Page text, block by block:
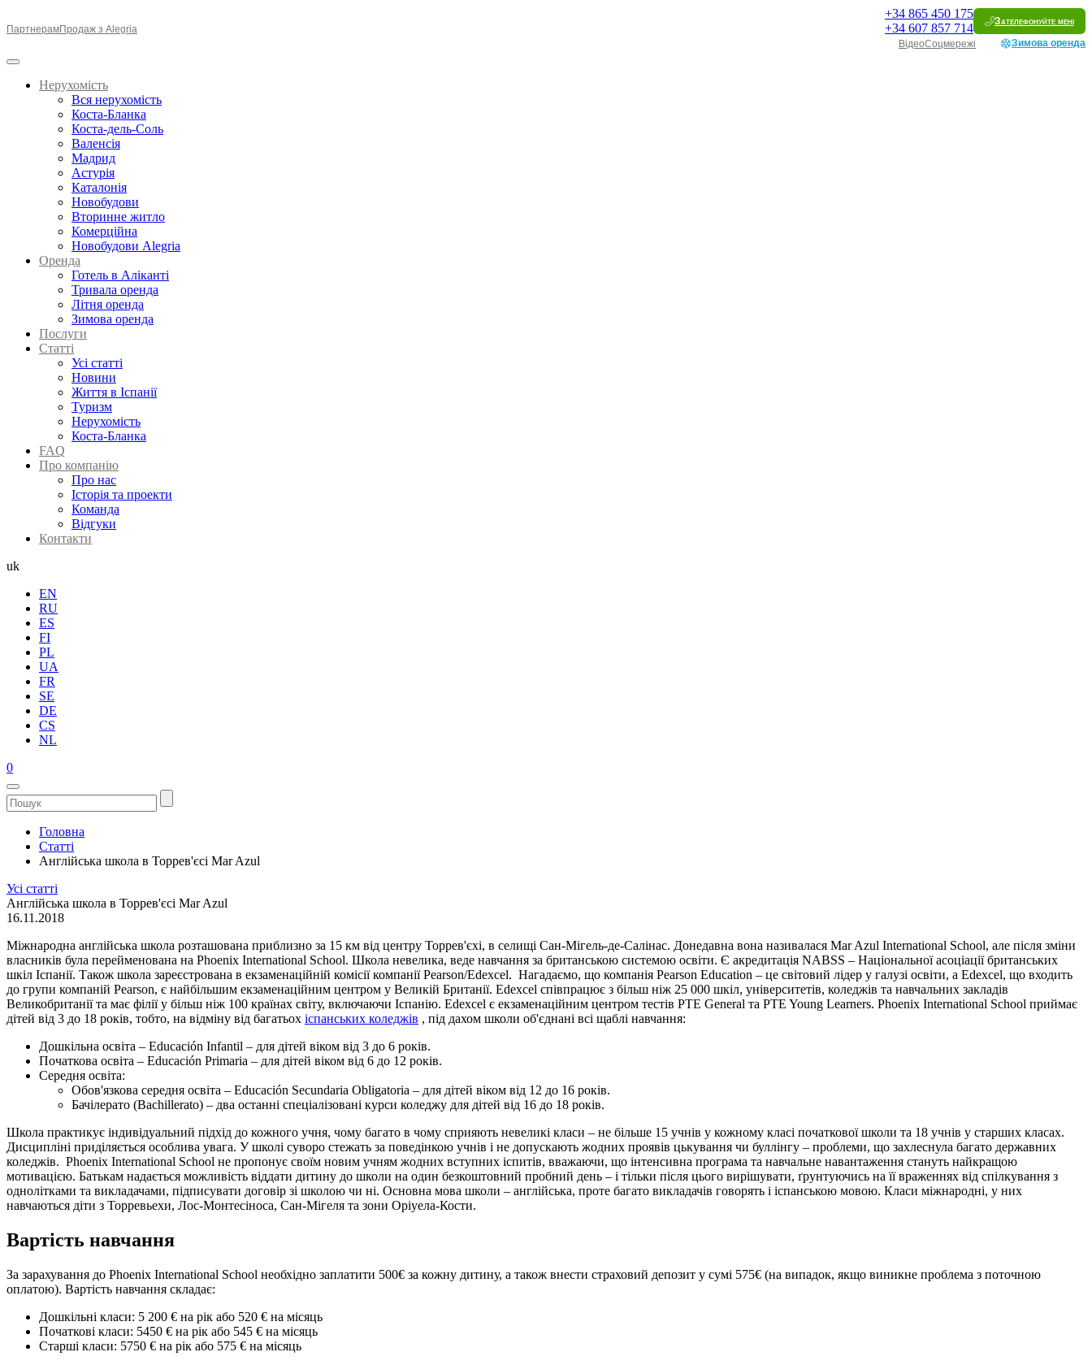
ПартнерамПродаж з Alegria
+34 865 450 175
+34 607 857 714
Зателефонуйте мені
ВідеоСоцмережі Зимова оренда
Нерухомість
Вся нерухомість
Коста-Бланка
Коста-дель-Соль
Валенсія
Мадрид
Астурія
Каталонія
Новобудови
Вторинне житло
Комерційна
Новобудови Alegria
Оренда
Готель в Аліканті
Тривала оренда
Літня оренда
Зимова оренда
Послуги
Статті
Усі статті
Новини
Життя в Іспанії
Туризм
Нерухомість
Коста-Бланка
FAQ
Про компанію
Про нас
Історія та проекти
Команда
Відгуки
Контакти
uk
EN
RU
ES
FI
PL
UA
FR
SE
DE
CS
NL
0
Головна
Статті
Англійська школа в Торрев'єсі Mar Azul
Усі статті
Англійська школа в Торрев'єсі Mar Azul
16.11.2018
Міжнародна англійська школа розташована приблизно за 15 км від центру Торрев'єхі, в селищі Сан-Мігель-де-Салінас. Донедавна вона називалася Mar Azul International School, але після зміни
власників була перейменована на Phoenix International School. Школа невелика, веде навчання за британською системою освіти. Є акредитація NABSS – Національної асоціації британських
шкіл Іспанії. Також школа зареєстрована в екзаменаційній комісії компанії Pearson/Edexcel. Нагадаємо, що компанія Pearson Education – це світовий лідер у галузі освіти, а Edexcel, що входить
до групи компаній Pearson, є найбільшим екзаменаційним центром у Великій Британії. Edexcel співпрацює з більш ніж 25 000 шкіл, університетів, коледжів та навчальних закладів
Великобританії та має філії у більш ніж 100 країнах світу, включаючи Іспанію. Edexcel є екзаменаційним центром тестів PTE General та PTE Young Learners. Phoenix International School приймає
дітей від 3 до 18 років, тобто, на відміну від багатьох іспанських коледжів , під дахом школи об'єднані всі щаблі навчання:
Дошкільна освіта – Educación Infantil – для дітей віком від 3 до 6 років.
Початкова освіта – Educación Primaria – для дітей віком від 6 до 12 років.
Середня освіта:
Обов'язкова середня освіта – Educación Secundaria Obligatoria – для дітей віком від 12 до 16 років.
Бачілерато (Bachillerato) – два останні спеціалізовані курси коледжу для дітей від 16 до 18 років.
Школа практикує індивідуальний підхід до кожного учня, чому багато в чому сприяють невеликі класи – не більше 15 учнів у кожному класі початкової школи та 18 учнів у старших класах.
Дисципліні приділяється особлива увага. У школі суворо стежать за поведінкою учнів і не допускають жодних проявів цькування чи буллінгу – проблеми, що захлеснула багато державних
коледжів. Phoenix International School не пропонує своїм новим учням жодних вступних іспитів, вважаючи, що інтенсивна програма та навчальне навантаження стануть найкращою
мотивацією. Батькам надається можливість віддати дитину до школи на один безкоштовний пробний день – і тільки після цього вирішувати, ґрунтуючись на її враженнях від спілкування з
однолітками та викладачами, підписувати договір зі школою чи ні. Основна мова школи – англійська, проте багато викладачів говорять і іспанською мовою. Класи міжнародні, у них
навчаються діти з Торревьехи, Лос-Монтесіноса, Сан-Мігеля та зони Оріуела-Кости.
Вартість навчання
За зарахування до Phoenix International School необхідно заплатити 500€ за кожну дитину, а також внести страховий депозит у сумі 575€ (на випадок, якщо виникне проблема з поточною
оплатою). Вартість навчання складає:
Дошкільні класи: 5 200 € на рік або 520 € на місяць
Початкові класи: 5450 € на рік або 545 € на місяць
Старші класи: 5750 € на рік або 575 € на місяць